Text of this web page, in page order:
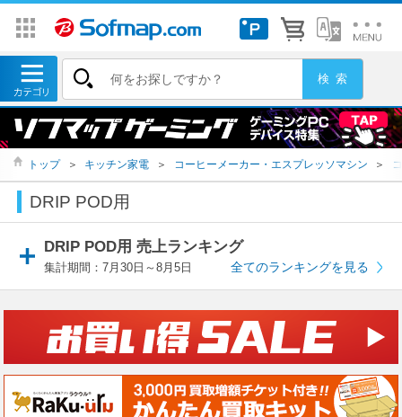
トップ ＞ キッチン家電 ＞ コーヒーメーカー・エスプレッソマシン ＞
DRIP POD用
DRIP POD用 売上ランキング
集計期間：7月30日～8月5日 全てのランキングを見る